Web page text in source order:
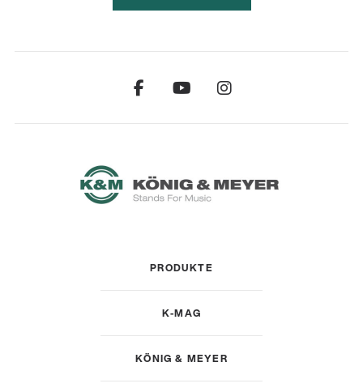
PRODUKTE
K-MAG
KÖNIG & MEYER